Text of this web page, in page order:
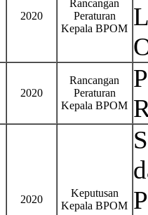
2020
Rancangan
Peraturan
Kepala BPOM
2020
Rancangan
Peraturan
Kepala BPOM
2020
Keputusan
Kepala BPOM